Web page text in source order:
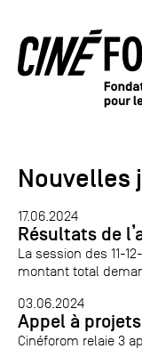
Nouvelles
17.06.2024
Résultats de
La session des 11-
montant total
03.06.2024
Appel à
Cinéforom relaie 3